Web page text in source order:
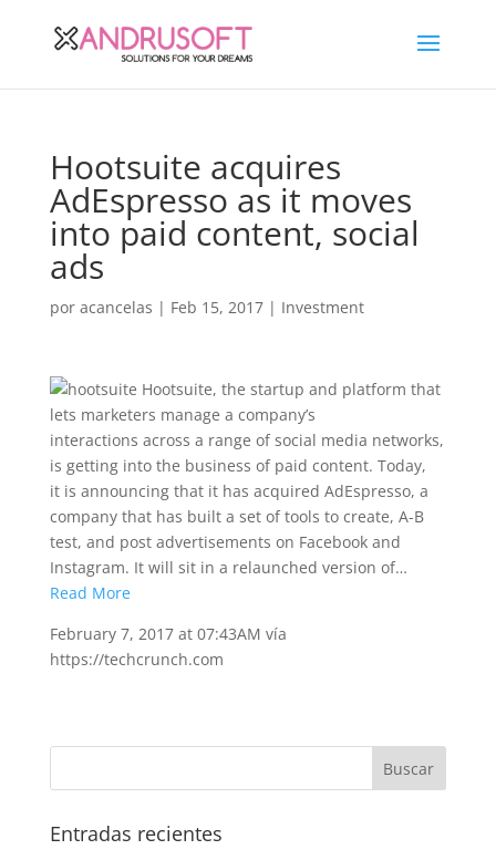
Hootsuite acquires
AdEspresso as it moves
into paid content, social
ads
por acancelas | Feb 15, 2017| Investment
Hootsuite, the startup and platform that
lets marketers manage a company’s
interactions across a range of social media networks,
is getting into the business of paid content. Today,
it is announcing that it has acquired AdEspresso, a
company that has built a set of tools to create, A-B
test, and post advertisements on Facebook and
Instagram. It will sit in a relaunched version of…
Read More
February 7, 2017 at 07:43AM vía
https://techcrunch.com
Entradas recientes